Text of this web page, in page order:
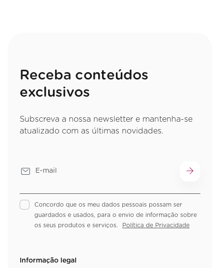
Receba conteúdos
exclusivos
Subscreva a nossa newsletter e mantenha-se
atualizado com as últimas novidades.
Concordo que os meu dados pessoais possam ser
guardados e usados, para o envio de informação sobre
os seus produtos e serviços.
Política de Privacidade
Informação legal